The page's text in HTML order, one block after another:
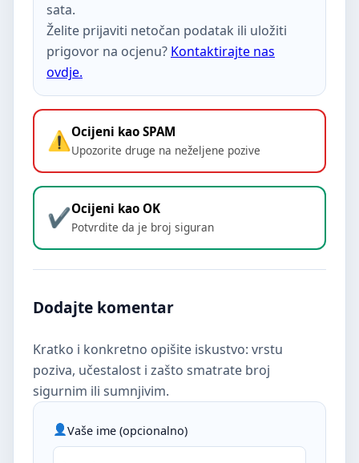
sata.
Želite prijaviti netočan podatak ili uložiti
prigovor na ocjenu? Kontaktirajte nas
ovdje.
Ocijeni kao SPAM
Upozorite druge na neželjene pozive
Ocijeni kao OK
Potvrdite da je broj siguran
Dodajte komentar
Kratko i konkretno opišite iskustvo: vrstu
poziva, učestalost i zašto smatrate broj
sigurnim ili sumnjivim.
Vaše ime (opcionalno)